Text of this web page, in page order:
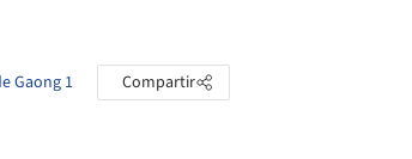
Gaong 1 Compartir